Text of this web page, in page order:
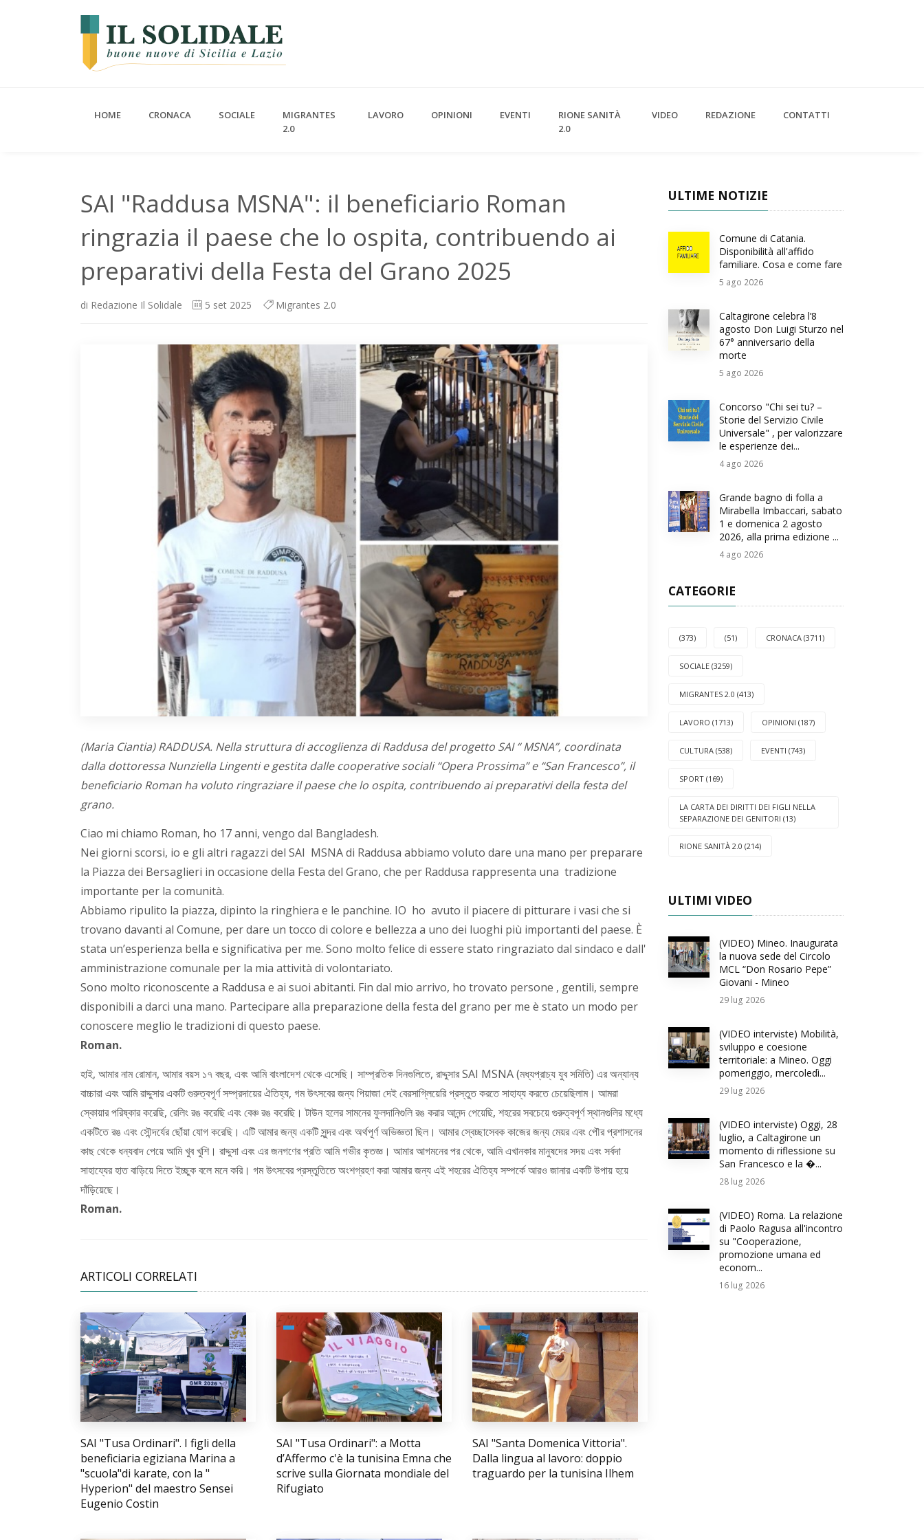
HOME CRONACA SOCIALE
MIGRANTES
2.0
LAVORO OPINIONI EVENTI
RIONE SANITÀ
2.0
VIDEO REDAZIONE CONTATTI
SAI "Raddusa MSNA": il beneficiario Roman
ringrazia il paese che lo ospita, contribuendo ai
preparativi della Festa del Grano 2025
di Redazione Il Solidale 5 set 2025 Migrantes 2.0
(Maria Ciantia) RADDUSA. Nella struttura di accoglienza di Raddusa del progetto SAI “ MSNA”, coordinata
dalla dottoressa Nunziella Lingenti e gestita dalle cooperative sociali “Opera Prossima” e “San Francesco”, il
beneficiario Roman ha voluto ringraziare il paese che lo ospita, contribuendo ai preparativi della festa del
grano.
Ciao mi chiamo Roman, ho 17 anni, vengo dal Bangladesh.
Nei giorni scorsi, io e gli altri ragazzi del SAI MSNA di Raddusa abbiamo voluto dare una mano per preparare
la Piazza dei Bersaglieri in occasione della Festa del Grano, che per Raddusa rappresenta una tradizione
importante per la comunità.
Abbiamo ripulito la piazza, dipinto la ringhiera e le panchine. IO ho avuto il piacere di pitturare i vasi che si
trovano davanti al Comune, per dare un tocco di colore e bellezza a uno dei luoghi più importanti del paese. È
stata un’esperienza bella e significativa per me. Sono molto felice di essere stato ringraziato dal sindaco e dall'
amministrazione comunale per la mia attività di volontariato.
Sono molto riconoscente a Raddusa e ai suoi abitanti. Fin dal mio arrivo, ho trovato persone , gentili, sempre
disponibili a darci una mano. Partecipare alla preparazione della festa del grano per me è stato un modo per
conoscere meglio le tradizioni di questo paese.
Roman.
হাই, আমার নাম রোমান, আমার বয়স ১৭ বছর, এবং আমি বাংলাদেশ থেকে এসেছি। সাম্প্রতিক দিনগুলিতে, রাদ্দুসারSAI MSNA (মধ্যপ্রাচ্য যুব সমিতি) এর অন্যান্য
বাচ্চারা এবং আমি রাদ্দুসার একটি গুরুত্বপূর্ণ সম্প্রদায়ের ঐতিহ্য, গম উৎসবের জন্য পিয়াজা দেই বেরসাগ্লিয়েরি প্রস্তুত করতে সাহায্য করতে চেয়েছিলাম। আমরা
স্কোয়ার পরিষ্কার করেছি, রেলিং রঙ করেছি এবং বেঞ্চ রঙ করেছি। টাউন হলের সামনের ফুলদানিগুলি রঙ করার আনন্দ পেয়েছি, শহরের সবচেয়ে গুরুত্বপূর্ণ স্থানগুলির মধ্যে
একটিতে রঙ এবং সৌন্দর্যের ছোঁয়া যোগ করেছি। এটি আমার জন্য একটি সুন্দর এবং অর্থপূর্ণ অভিজ্ঞতা ছিল। আমার স্বেচ্ছাসেবক কাজের জন্য মেয়র এবং পৌর প্রশাসনের
কাছ থেকে ধন্যবাদ পেয়ে আমি খুব খুশি। রাদ্দুসা এবং এর জনগণের প্রতি আমি গভীর কৃতজ্ঞ। আমার আগমনের পর থেকে, আমি এখানকার মানুষদের সদয় এবং সর্বদা
সাহায্যের হাত বাড়িয়ে দিতে ইচ্ছুক বলে মনে করি। গম উৎসবের প্রস্তুতিতে অংশগ্রহণ করা আমার জন্য এই শহরের ঐতিহ্য সম্পর্কে আরও জানার একটি উপায় হয়ে
দাঁড়িয়েছে।
Roman.
ARTICOLI CORRELATI
SAI "Tusa Ordinari". I figli della
beneficiaria egiziana Marina a
"scuola"di karate, con la "
Hyperion" del maestro Sensei
Eugenio Costin
SAI "Tusa Ordinari": a Motta
d’Affermo c'è la tunisina Emna che
scrive sulla Giornata mondiale del
Rifugiato
SAI "Santa Domenica Vittoria".
Dalla lingua al lavoro: doppio
traguardo per la tunisina Ilhem
ULTIME NOTIZIE
Comune di Catania.
Disponibilità all'affido
familiare. Cosa e come fare
5 ago 2026
Caltagirone celebra l’8
agosto Don Luigi Sturzo nel
67° anniversario della
morte
5 ago 2026
Concorso "Chi sei tu? –
Storie del Servizio Civile
Universale" , per valorizzare
le esperienze dei...
4 ago 2026
Grande bagno di folla a
Mirabella Imbaccari, sabato
1 e domenica 2 agosto
2026, alla prima edizione ...
4 ago 2026
CATEGORIE
(373) (51) CRONACA (3711)
SOCIALE (3259)
MIGRANTES 2.0 (413)
LAVORO (1713) OPINIONI (187)
CULTURA (538) EVENTI (743)
SPORT (169)
LA CARTA DEI DIRITTI DEI FIGLI NELLA
SEPARAZIONE DEI GENITORI (13)
RIONE SANITÀ 2.0 (214)
ULTIMI VIDEO
(VIDEO) Mineo. Inaugurata
la nuova sede del Circolo
MCL “Don Rosario Pepe”
Giovani - Mineo
29 lug 2026
(VIDEO interviste) Mobilità,
sviluppo e coesione
territoriale: a Mineo. Oggi
pomeriggio, mercoledì...
29 lug 2026
(VIDEO interviste) Oggi, 28
luglio, a Caltagirone un
momento di riflessione su
San Francesco e la �...
28 lug 2026
(VIDEO) Roma. La relazione
di Paolo Ragusa all'incontro
su "Cooperazione,
promozione umana ed
econom...
16 lug 2026